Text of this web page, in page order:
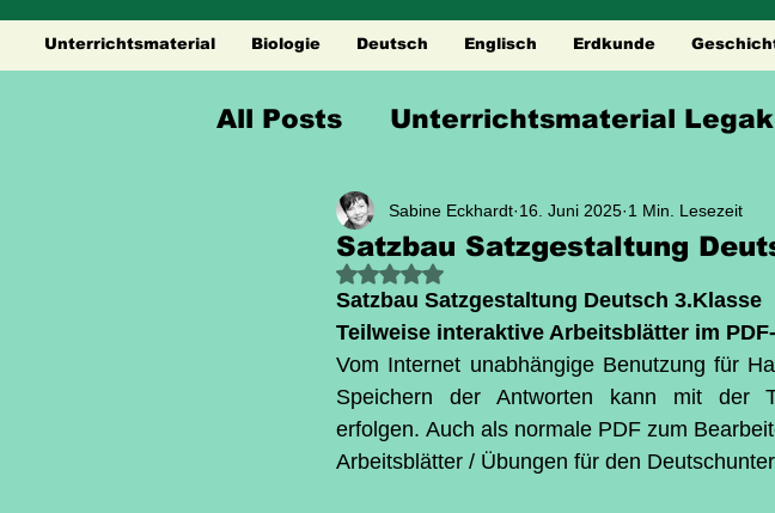
Unterrichtsmaterial Biologie Deutsch Englisch Erdkunde
All Posts Unterrichtsmaterial
Sprüche Weisheiten
Satzbau Satzgestaltung
Sabine Eckhardt 16. Juni 2025 1 Min. Lesezeit
Mit NaN von 5 Sternen bewertet.
Satzbau Satzgestaltung Deutsch 3.Klasse
Teilweise interaktive Arbeitsblätter im
Vom Internet unabhängige Benutzung für
Speichern der Antworten kann mit der
erfolgen. Auch als normale PDF zum
Arbeitsblätter / Übungen für den